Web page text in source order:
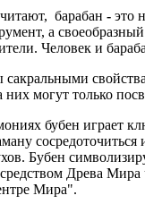
барабан - это
а
Человек и
них могут только
бубен играет
сосредоточиться
Бубен
Древа Мира
Мира".